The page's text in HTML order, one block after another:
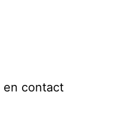
en contact